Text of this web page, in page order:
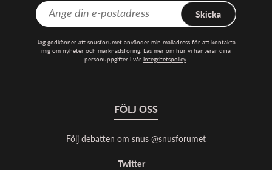
Skicka
Jag godkänner att snusforumet använder min mailadress för att kontakta
mig om nyheter och marknadsföring. Läs mer om hur vi hanterar dina
personuppgifter i vår integritetspolicy.
FÖLJ OSS
Följ debatten om snus @snusforumet
Twitter